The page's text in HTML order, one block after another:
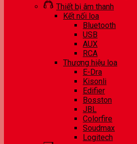
Thiết bị âm thanh
Kết nối loa
Bluetooth
USB
AUX
RCA
Thương hiệu loa
E-Dra
Kisonli
Edifier
Bosston
JBL
Colorfire
Soudmax
Logitech